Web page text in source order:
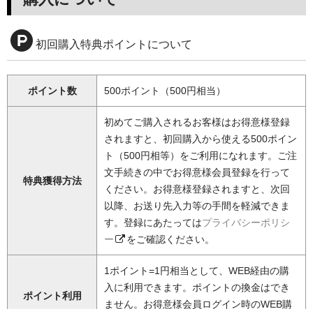
初回購入特典ポイントについて
ポイント数 500ポイント（500円相当）
特典獲得方法
初めてご購入されるお客様はお得意様登録
されますと、初回購入から使える500ポイン
ト（500円相等）をご利用になれます。ご注
文手続きの中でお得意様会員登録を行って
ください。お得意様登録されますと、次回
以降、お送り先入力等の手間を軽減できま
す。登録にあたってはプライバシーポリシ
ー
をご確認ください。
ポイント利用
1ポイント=1円相当として、WEB経由の購
入に利用できます。ポイントの換金はでき
ません。お得意様会員ログイン時のWEB購